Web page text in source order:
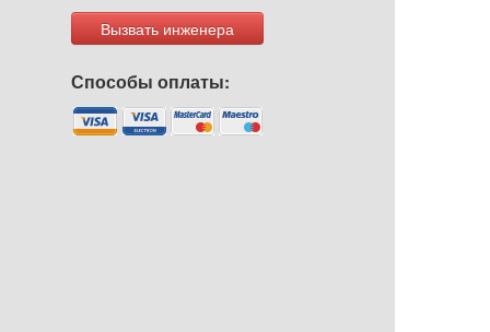
Вызвать инженера
Способы оплаты: